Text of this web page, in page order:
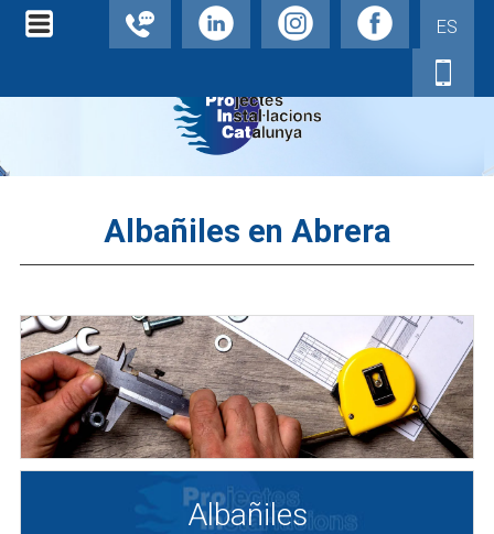
ES
Albañiles en Abrera
Albañiles